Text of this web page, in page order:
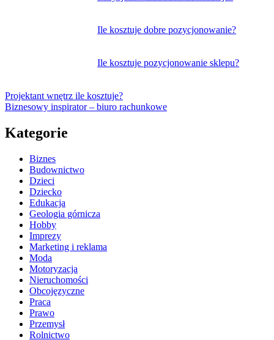
Ile kosztuje dobre pozycjonowanie?
Ile kosztuje pozycjonowanie sklepu?
Projektant wnętrz ile kosztuje?
Biznesowy inspirator – biuro rachunkowe
Kategorie
Biznes
Budownictwo
Dzieci
Dziecko
Edukacja
Geologia górnicza
Hobby
Imprezy
Marketing i reklama
Moda
Motoryzacja
Nieruchomości
Obcojęzyczne
Praca
Prawo
Przemysł
Rolnictwo